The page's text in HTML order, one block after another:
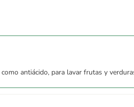
antiácido, para lavar frutas y